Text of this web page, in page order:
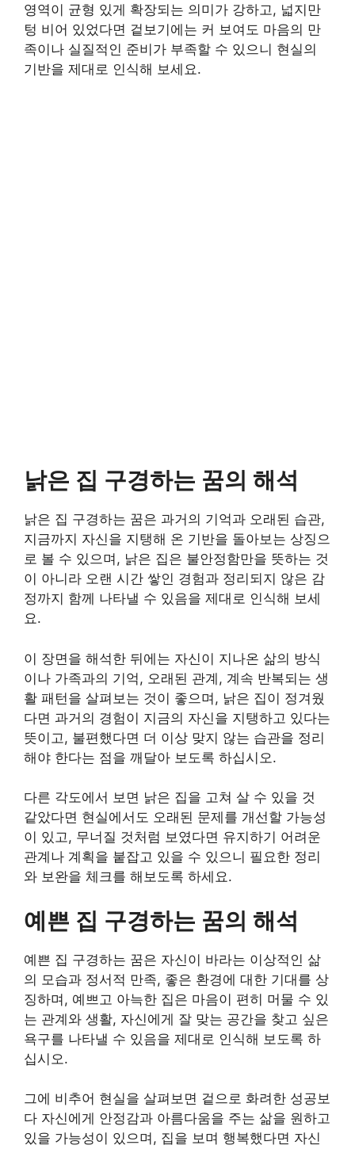
영역이 균형 있게 확장되는 의미가 강하고, 넓지만
텅 비어 있었다면 겉보기에는 커 보여도 마음의 만
족이나 실질적인 준비가 부족할 수 있으니 현실의
기반을 제대로 인식해 보세요.
낡은 집 구경하는 꿈의 해석
낡은 집 구경하는 꿈은 과거의 기억과 오래된 습관,
지금까지 자신을 지탱해 온 기반을 돌아보는 상징으
로 볼 수 있으며, 낡은 집은 불안정함만을 뜻하는 것
이 아니라 오랜 시간 쌓인 경험과 정리되지 않은 감
정까지 함께 나타낼 수 있음을 제대로 인식해 보세
요.
이 장면을 해석한 뒤에는 자신이 지나온 삶의 방식
이나 가족과의 기억, 오래된 관계, 계속 반복되는 생
활 패턴을 살펴보는 것이 좋으며, 낡은 집이 정겨웠
다면 과거의 경험이 지금의 자신을 지탱하고 있다는
뜻이고, 불편했다면 더 이상 맞지 않는 습관을 정리
해야 한다는 점을 깨달아 보도록 하십시오.
다른 각도에서 보면 낡은 집을 고쳐 살 수 있을 것
같았다면 현실에서도 오래된 문제를 개선할 가능성
이 있고, 무너질 것처럼 보였다면 유지하기 어려운
관계나 계획을 붙잡고 있을 수 있으니 필요한 정리
와 보완을 체크를 해보도록 하세요.
예쁜 집 구경하는 꿈의 해석
예쁜 집 구경하는 꿈은 자신이 바라는 이상적인 삶
의 모습과 정서적 만족, 좋은 환경에 대한 기대를 상
징하며, 예쁘고 아늑한 집은 마음이 편히 머물 수 있
는 관계와 생활, 자신에게 잘 맞는 공간을 찾고 싶은
욕구를 나타낼 수 있음을 제대로 인식해 보도록 하
십시오.
그에 비추어 현실을 살펴보면 겉으로 화려한 성공보
다 자신에게 안정감과 아름다움을 주는 삶을 원하고
있을 가능성이 있으며, 집을 보며 행복했다면 자신